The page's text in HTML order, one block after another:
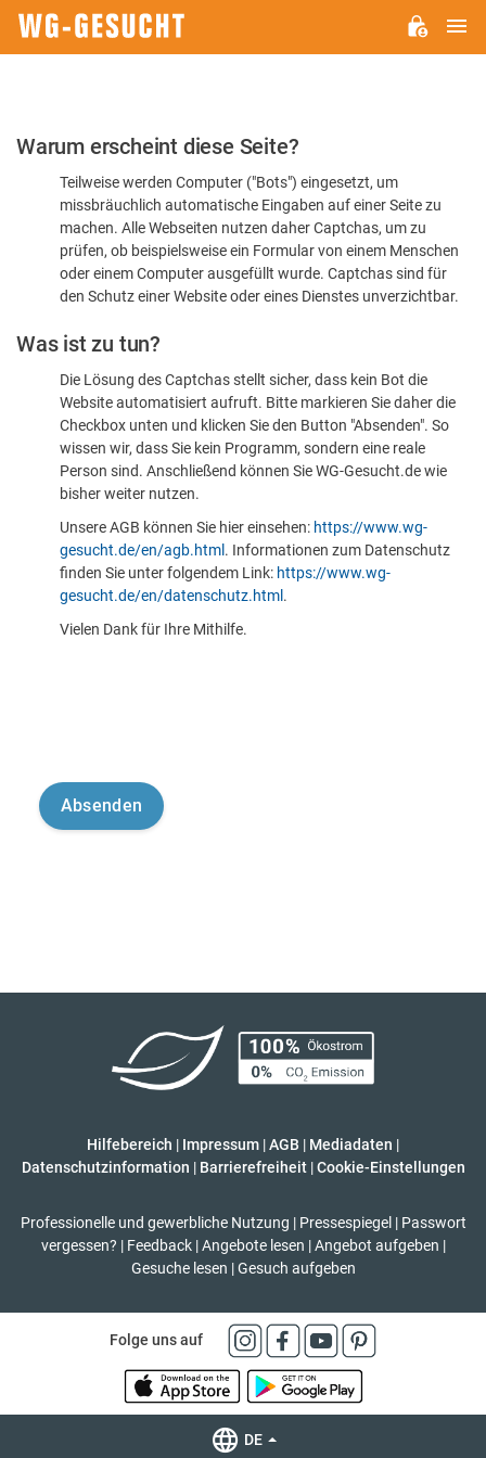
Bitte
dass
sind
Warum erscheint diese Seite?
Teilweise werden Computer ("Bots") eingesetzt, um
missbräuchlich automatische Eingaben auf einer Seite zu
machen. Alle Webseiten nutzen daher Captchas, um zu
prüfen, ob beispielsweise ein Formular von einem Menschen
oder einem Computer ausgefüllt wurde. Captchas sind für
den Schutz einer Website oder eines Dienstes unverzichtbar.
Was ist zu tun?
Die Lösung des Captchas stellt sicher, dass kein Bot die
Website automatisiert aufruft. Bitte markieren Sie daher die
Checkbox unten und klicken Sie den Button "Absenden". So
wissen wir, dass Sie kein Programm, sondern eine reale
Person sind. Anschließend können Sie WG-Gesucht.de wie
bisher weiter nutzen.
Unsere AGB können Sie hier einsehen: https://www.wg-
gesucht.de/en/agb.html . Informationen zum Datenschutz
finden Sie unter folgendem Link: https://www.wg-
gesucht.de/en/datenschutz.html .
Vielen Dank für Ihre Mithilfe.
Hilfebereich | Impressum |AGB | Mediadaten |
Datenschutzinformation | Barrierefreiheit | Cookie-Einstellungen
Professionelle und gewerbliche Nutzung | Pressespiegel | Passwort
vergessen? | Feedback | Angebote lesen | Angebot aufgeben |
Gesuche lesen | Gesuch aufgeben
Folge uns auf
DE